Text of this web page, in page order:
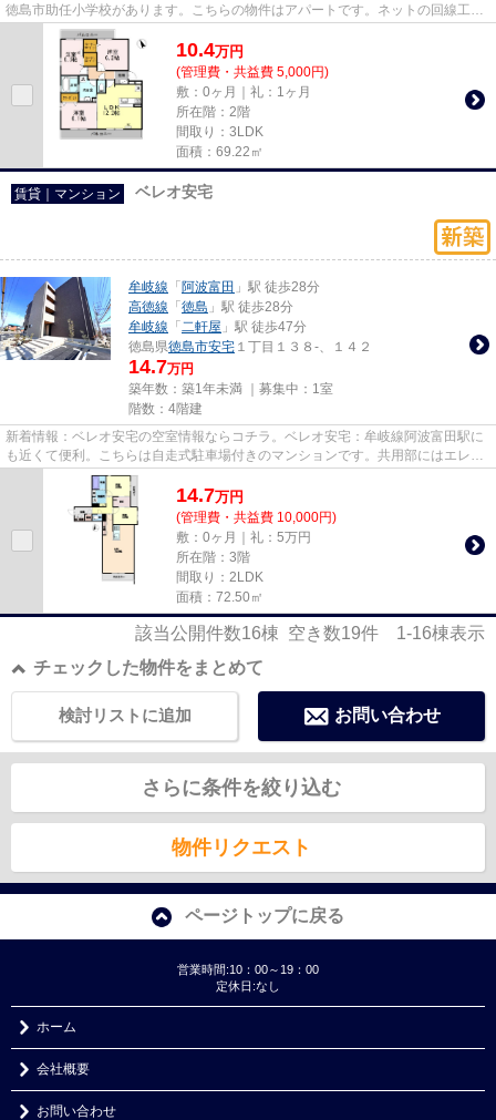
徳島市助任小学校があります。こちらの物件はアパートです。ネットの回線工事
が済んでいるのですぐにパソ...
10.4万円
(管理費・共益費 5,000円)
敷：0ヶ月｜礼：1ヶ月
所在階：2階
間取り：3LDK
面積：69.22㎡
賃貸｜マンション ベレオ安宅
牟岐線 「 阿波富田 」駅 徒歩28分
高徳線 「 徳島 」駅 徒歩28分
牟岐線 「 二軒屋 」駅 徒歩47分
徳島県徳島市安宅 １丁目１３８-、１４２
14.7万円
築年数：築1年未満 ｜募集中： 1室
階数：4階建
新着情報：ベレオ安宅の空室情報ならコチラ。ベレオ安宅：牟岐線阿波富田駅に
も近くて便利。こちらは自走式駐車場付きのマンションです。共用部にはエレベ
ータ・敷地内ごみ置き場など...
14.7万円
(管理費・共益費 10,000円)
敷：0ヶ月｜礼：5万円
所在階：3階
間取り：2LDK
面積：72.50㎡
該当公開件数16棟 空き数19件 1-16棟表示
チェックした物件をまとめて
お問い合わせ
検討リストに追加
さらに条件を絞り込む
物件リクエスト
ページトップに戻る
営業時間:10：00～19：00
定休日:なし
ホーム
会社概要
お問い合わせ